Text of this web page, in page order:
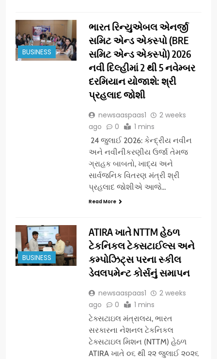
BUSINESS
ભારત રિન્યુએબલ એનર્જી
સમિટ એન્ડ એક્સ્પો (BRE
સમિટ એન્ડ એક્સ્પો) 2026
નવી દિલ્હીમાં 2 થી 5 નવેમ્બર
દરમિયાન યોજાશે: શ્રી
પ્રહલાદ જોશી
newsaaspaas1
2 weeks
ago
0 1 mins
24 જુલાઈ 2026: કેન્દ્રીય નવીન
અને નવીનીકરણીય ઉર્જા તેમજ
ગ્રાહક બાબતો, ખાદ્ય અને
સાર્વજનિક વિતરણ મંત્રી શ્રી
પ્રહલાદ જોશીએ આજે…
Read More
BUSINESS
ATIRA ખાતે NTTM હેઠળ
ટેકનિકલ ટેક્સટાઈલ્સ અને
કમ્પોઝિટ્સ પરના સ્કીલ
ડેવલપમેન્ટ કોર્સનું સમાપન
newsaaspaas1
2 weeks
ago
0 1 mins
ટેક્સટાઇલ મંત્રાલય, ભારત
સરકારના નેશનલ ટેકનિકલ
ટેક્સટાઇલ મિશન (NTTM) હેઠળ
ATIRA ખાતે ૦૬ થી ૨૨ જુલાઈ ૨૦૨૬